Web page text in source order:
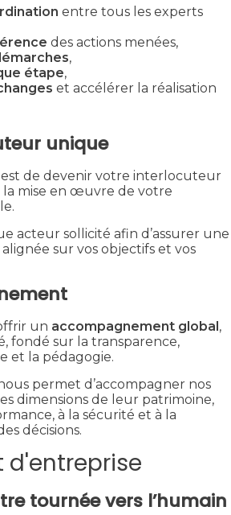
entre tous les experts
des actions menées,
,
étape,
et accélérer la réalisation
unique
de devenir votre interlocuteur
mise en œuvre de votre
acteur sollicité afin d’assurer une
sur vos objectifs et vos
un accompagnement global ,
fondé sur la transparence,
et la pédagogie.
permet d’accompagner nos
dimensions de leur patrimoine,
à la sécurité et à la
décisions.
d'entreprise
tournée vers l’humain